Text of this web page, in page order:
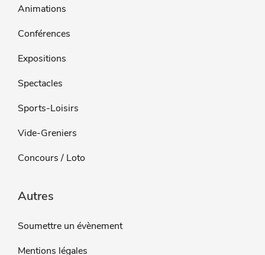
Animations
Conférences
Expositions
Spectacles
Sports-Loisirs
Vide-Greniers
Concours / Loto
Autres
Soumettre un évènement
Mentions légales